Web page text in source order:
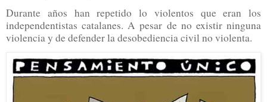
Durante años han repetido lo violentos que eran los
independentistas catalanes. A pesar de no existir ninguna
violencia y de defender la desobediencia civil no violenta.